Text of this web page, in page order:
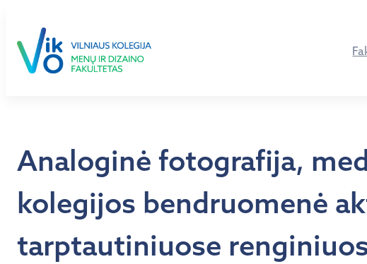
turinio
Analoginė fotografija,
kolegijos bendruomenė
tarptautiniuose